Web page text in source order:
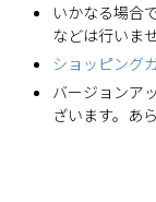
いかなる場合
などは行いませ
ショッピング
バージョンア
ざいます。あ